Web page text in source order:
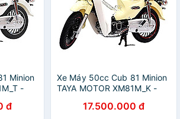
Minion
-
đ
Xe Máy 50cc Cub 81 Minion
TAYA MOTOR XM81M_K -
17.500.000 đ